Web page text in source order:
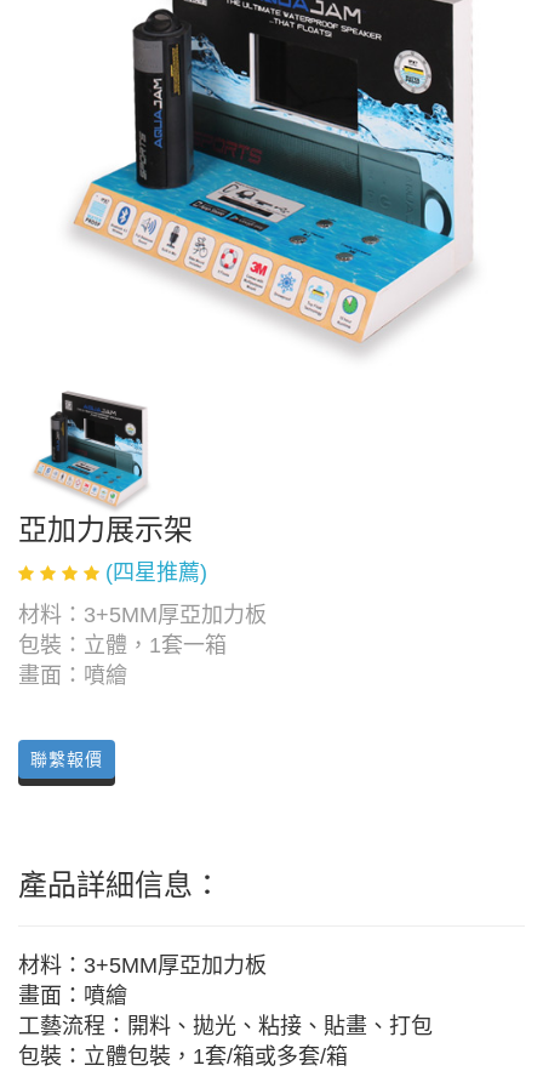
亞加力展示架
(四星推薦)
材料：3+5MM厚亞加力板
包裝：立體，1套一箱
畫面：噴繪
聯繫報價
產品詳細信息：
材料：3+5MM厚亞加力板
畫面：噴繪
工藝流程：開料、拋光、粘接、貼畫、打包
包裝：立體包裝，1套/箱或多套/箱